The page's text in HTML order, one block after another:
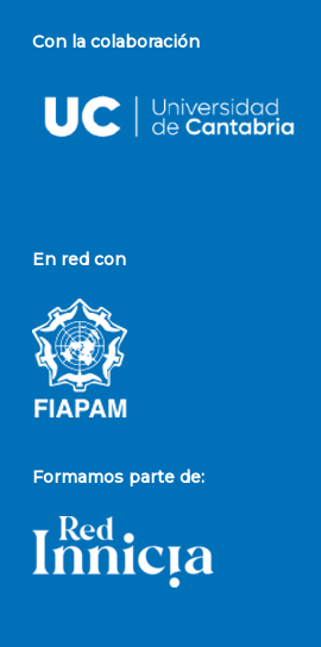
Con la colaboración
En red con
Formamos parte de: